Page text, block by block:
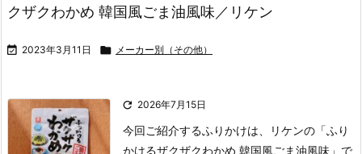
クザクわかめ 韓国風ごま油風味／リケン
 2023年3月11日  メーカー別（その他）
 2026年7月15日
今回ご紹介するふりかけは、リケンの「ふり
かけるザクザクわかめ 韓国風ごま油風味」で